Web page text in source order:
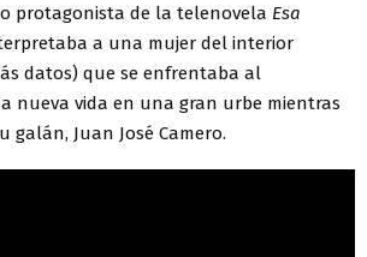
protagonista de la telenovela Esa
a una mujer del interior
datos) que se enfrentaba al
nueva vida en una gran urbe mientras
galán, Juan José Camero.